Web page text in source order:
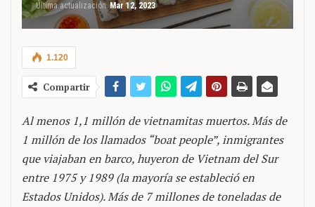
Última actualización Mar 12, 2023
1.120
Compartir
Al menos 1,1 millón de vietnamitas muertos. Más de
1 millón de los llamados “boat people”, inmigrantes
que viajaban en barco, huyeron de Vietnam del Sur
entre 1975 y 1989 (la mayoría se estableció en
Estados Unidos). Más de 7 millones de toneladas de